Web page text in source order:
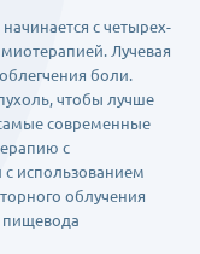
с четырех-
Лучевая
боли.
чтобы лучше
современные
с
использованием
облучения
пищевода